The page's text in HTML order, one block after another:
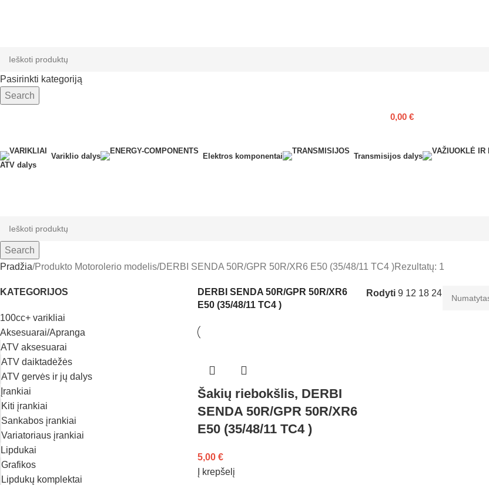
Pasirinkti kategoriją
Search
0,00 €
Variklio dalys Elektros komponentai Transmisijos dalys
ATV dalys
Search
Pradžia Produkto Motorolerio modelis DERBI SENDA 50R/GPR 50R/XR6 E50 (35/48/11 TC4 )Rezultatų: 1
KATEGORIJOS
100cc+ varikliai
Aksesuarai/Apranga
ATV aksesuarai
ATV daiktadėžės
ATV gervės ir jų dalys
Įrankiai
Kiti įrankiai
Sankabos įrankiai
Variatoriaus įrankiai
Lipdukai
Grafikos
Lipdukų komplektai
DERBI SENDA 50R/GPR 50R/XR6
E50 (35/48/11 TC4 )
Rodyti9 12 18 24
Šakių riebokšlis, DERBI
SENDA 50R/GPR 50R/XR6
E50 (35/48/11 TC4 )
5,00 €
Į krepšelį